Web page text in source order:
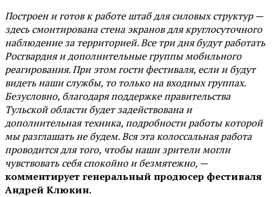
Построен и готов к работе штаб для силовых структур —
здесь смонтирована стена экранов для круглосуточного
наблюдение за территорией. Все три дня будут работать
Росгвардия и дополнительные группы мобильного
реагирования. При этом гости фестиваля, если и будут
видеть наши службы, то только на входных группах.
Безусловно, благодаря поддержке правительства
Тульской области будет задействована и
дополнительная техника, подробности работы которой
мы разглашать не будем. Вся эта колоссальная работа
проводится для того, чтобы наши зрители могли
чувствовать себя спокойно и безмятежно, —
комментирует генеральный продюсер фестиваля
Андрей Клюкин.